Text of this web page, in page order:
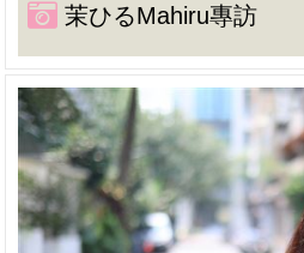
茉ひるMahiru專訪